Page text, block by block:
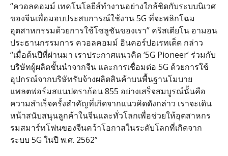
“ควอลคอมม์ เทคโนโลยีส์ทำงานอย่างใกล้ชิดกับระบบนิเวศ
ของจีนเพื่อมอบประสบการณ์ใช้งาน 5G ที่จะพลิกโฉม
อุตสาหกรรมด้วยการใช้โซลูชันของเรา” คริสเตียโน อามอน
ประธานกรรมการ ควอลคอมม์ อินคอร์ปอเรทเต็ด กล่าว
“เมื่อต้นปีที่ผ่านมา เราประกาศแนวคิด ‘5G Pioneer’ ร่วมกับ
บริษัทผู้ผลิตชั้นนำจากจีน และการเชื่อมต่อ 5G ด้วยการใช้
อุปกรณ์จากบริษัทรับจ้างผลิตสินค้าบนพื้นฐานโมบาย
แพลตฟอร์มสแนปดราก้อน 855 อย่างเสร็จสมบูรณ์นั้นคือ
ความสำเร็จครั้งสำคัญที่เกิดจากแนวคิดดังกล่าว เราจะเดิน
หน้าสนับสนุนลูกค้าในจีนและทั่วโลกเพื่อช่วยให้อุตสาหกร
รมสมาร์ทโฟนของจีนคว้าโอกาสในระดับโลกที่เกิดจาก
ระบบ 5G ในปี พ.ศ. 2562”